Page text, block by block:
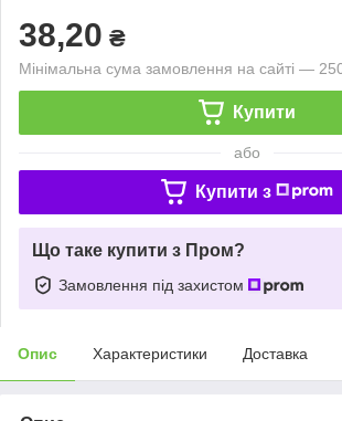
38,20 ₴
Мінімальна сума замовлення на сайті —
Купити
або
Купити з
Що таке купити з Пром?
Замовлення під захистом
Опис Характеристики Доставка